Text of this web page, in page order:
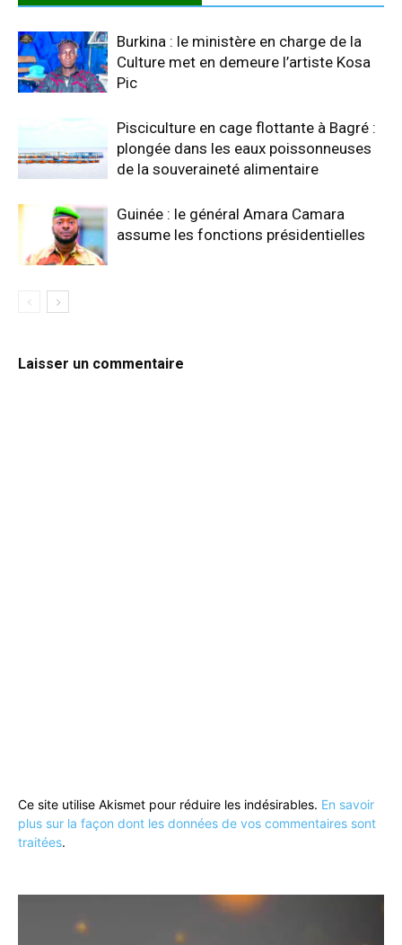
Burkina : le ministère en charge de la
Culture met en demeure l’artiste Kosa
Pic
Pisciculture en cage flottante à Bagré :
plongée dans les eaux poissonneuses
de la souveraineté alimentaire
Guinée : le général Amara Camara
assume les fonctions présidentielles
Laisser un commentaire
Ce site utilise Akismet pour réduire les indésirables. En savoir
plus sur la façon dont les données de vos commentaires sont
traitées.